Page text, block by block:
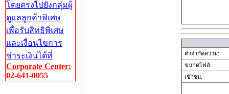
โดยตรงไปยังกลุ่มผู้
ดูแลลูกค้าพิเศษ
เพื่อรับสิทธิพิเศษ
และเงื่อนไขการ
ชำระเงินได้ที่
Corporate Center:
02-641-0055
คำจำกัดความ:
ขนาดไฟล์:
เข้าชม: